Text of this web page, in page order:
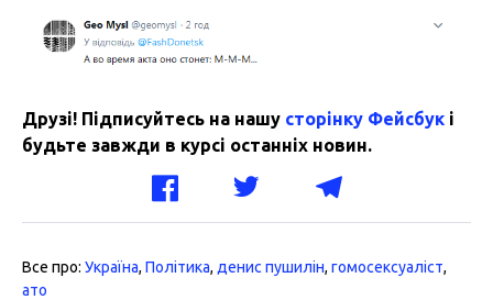
Друзі! Підписуйтесь на нашу сторінку Фейсбук і
будьте завжди в курсі останніх новин.
Все про: Україна, Політика, денис пушилін, гомосексуаліст,
ато